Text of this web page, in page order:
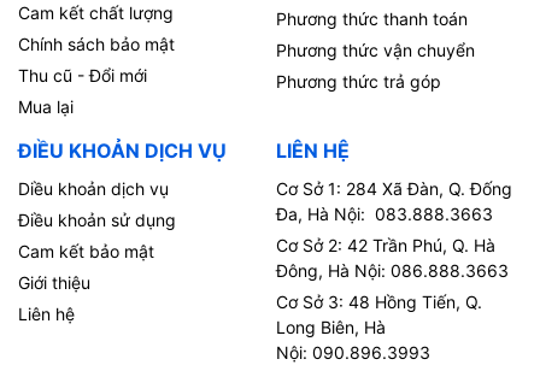
Cam kết chất lượng
Chính sách bảo mật
Thu cũ - Đổi mới
Mua lại
Phương thức thanh toán
Phương thức vận chuyển
Phương thức trả góp
ĐIỀU KHOẢN DỊCH VỤ
Diều khoản dịch vụ
Điều khoản sử dụng
Cam kết bảo mật
Giới thiệu
Liên hệ
LIÊN HỆ
Cơ Sở 1: 284 Xã Đàn, Q. Đống
Đa, Hà Nội: 083.888.3663
Cơ Sở 2: 42 Trần Phú, Q. Hà
Đông, Hà Nội: 086.888.3663
Cơ Sở 3: 48 Hồng Tiến, Q.
Long Biên, Hà
Nội: 090.896.3993